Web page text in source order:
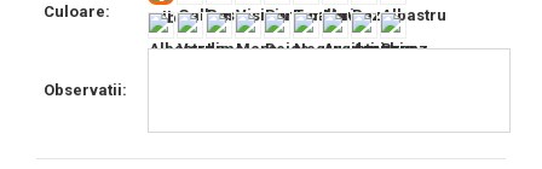
Culoare:
Observatii: